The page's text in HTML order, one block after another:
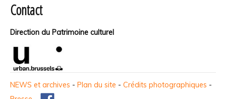
Contact
Direction du Patrimoine culturel
NEWS et archives - Plan du site - Crédits photographiques -